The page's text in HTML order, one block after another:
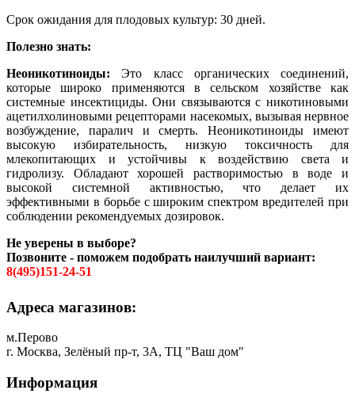
Срок ожидания для плодовых культур: 30 дней.
Полезно знать:
Неоникотиноиды: Это класс органических соединений,
которые широко применяются в сельском хозяйстве как
системные инсектициды. Они связываются с никотиновыми
ацетилхолиновыми рецепторами насекомых, вызывая нервное
возбуждение, паралич и смерть. Неоникотиноиды имеют
высокую избирательность, низкую токсичность для
млекопитающих и устойчивы к воздействию света и
гидролизу. Обладают хорошей растворимостью в воде и
высокой системной активностью, что делает их
эффективными в борьбе с широким спектром вредителей при
соблюдении рекомендуемых дозировок.
Не уверены в выборе?
Позвоните - поможем подобрать наилучший вариант:
8(495)151-24-51
Адреса магазинов:
м.Перово
г. Москва, Зелёный пр-т, 3А, ТЦ "Ваш дом"
Информация